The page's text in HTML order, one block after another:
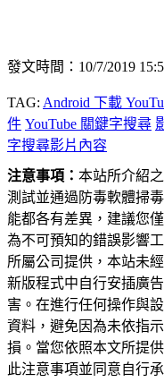
發文時間：10/7/2019
TAG: Android 下載
件 YouTube 關鍵字搜尋
字搜尋影片內容
注意事項： 本站所介紹
測試並通過防毒軟體掃
能都各有差異，建議您
為不可預知的錯誤影響
所屬公司提供，本站未
新版程式中自行安插廣
害。在進行任何操作與
資料，避免因為未依指
損。當您依照本文所提
此注意事項並同意自行